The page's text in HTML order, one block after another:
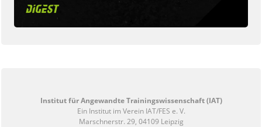
Institut für Angewandte Trainingswissenschaft (IAT)
Ein Institut im Verein IAT/FES e. V.
Marschnerstr. 29, 04109 Leipzig